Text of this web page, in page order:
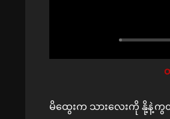
မိထွေးက သားလေးကို နို့နဲ့ကွတ်